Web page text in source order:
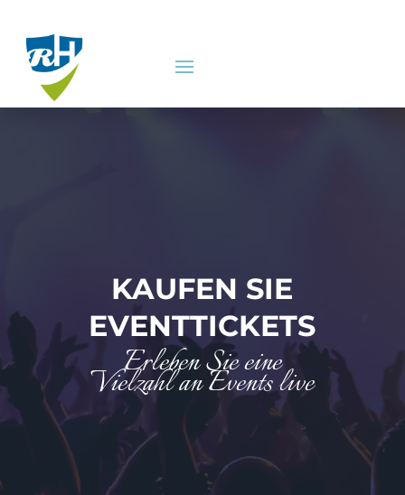
KAUFEN SIE
EVENTTICKETS
Erleben Sie eine
Vielzahl an Events live